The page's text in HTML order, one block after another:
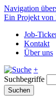
Navigation
Ein Projekt von
Job-
Kontakt
Über uns
+
Suchbegriffe
Suchen